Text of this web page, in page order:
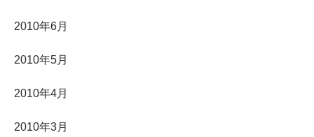
2010年6月
2010年5月
2010年4月
2010年3月